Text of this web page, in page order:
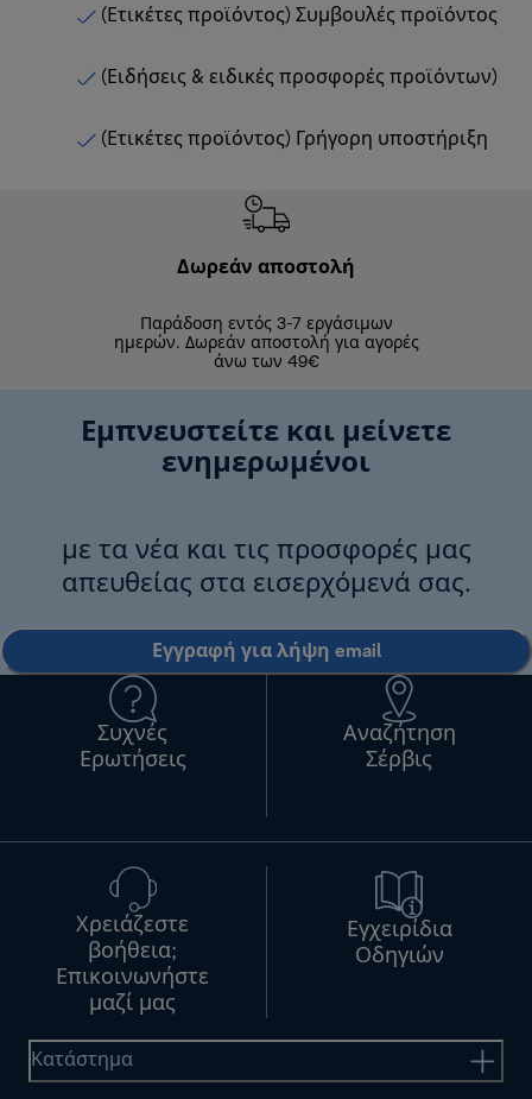
(Ετικέτες προϊόντος) Συμβουλές προϊόντος
(Ειδήσεις & ειδικές προσφορές προϊόντων)
(Ετικέτες προϊόντος) Γρήγορη υποστήριξη
Δωρεάν αποστολή
Παράδοση εντός 3-7 εργάσιμων
ημερών. Δωρεάν αποστολή για αγορές
άνω των 49€
Εμπνευστείτε και μείνετε
ενημερωμένοι
με τα νέα και τις προσφορές μας
απευθείας στα εισερχόμενά σας.
Εγγραφή για λήψη email
Συχνές
Ερωτήσεις
Αναζήτηση
Σέρβις
Χρειάζεστε
βοήθεια;
Επικοινωνήστε
μαζί μας
Εγχειρίδια
Οδηγιών
Κατάστημα